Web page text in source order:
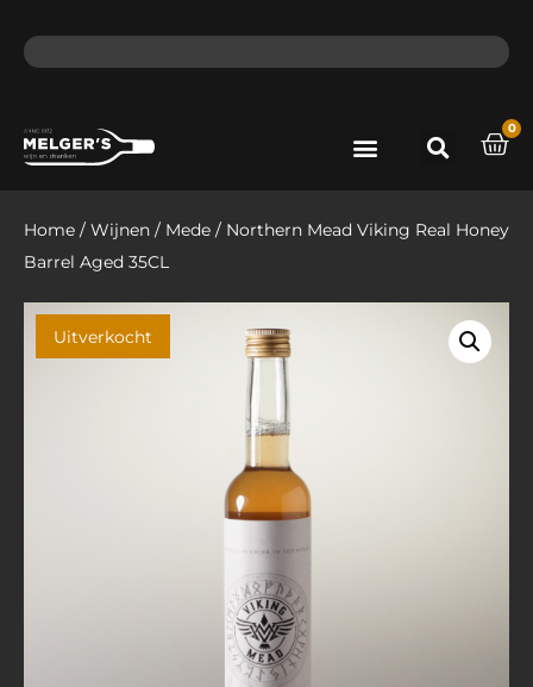
0
Home / Wijnen / Mede / Northern Mead Viking Real Honey
Barrel Aged 35CL
Uitverkocht